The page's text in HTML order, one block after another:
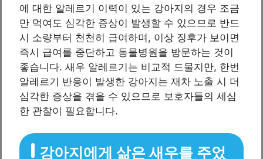
에 대한 알레르기 이력이 있는 강아지의 경우 조금
만 먹여도 심각한 증상이 발생할 수 있으므로 반드
시 소량부터 천천히 급여하며, 이상 징후가 보이면
즉시 급여를 중단하고 동물병원을 방문하는 것이
좋습니다. 새우 알레르기는 비교적 드물지만, 한번
알레르기 반응이 발생한 강아지는 재차 노출 시 더
심각한 증상을 겪을 수 있으므로 보호자들의 세심
한 관찰이 필요합니다.
강아지에게 삶은 새우를 주었